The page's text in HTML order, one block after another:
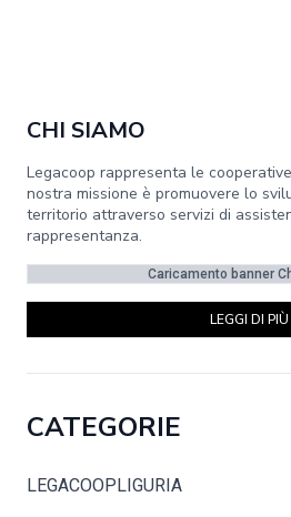
CHI SIAMO
Legacoop rappresenta le
nostra missione è promuovere lo
territorio attraverso servizi di
rappresentanza.
Caricamento banner
LEGGI DI PIÙ
CATEGORIE
LEGACOOPLIGURIA